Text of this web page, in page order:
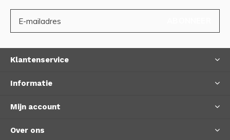
Klantenservice
Informatie
Mijn account
Over ons